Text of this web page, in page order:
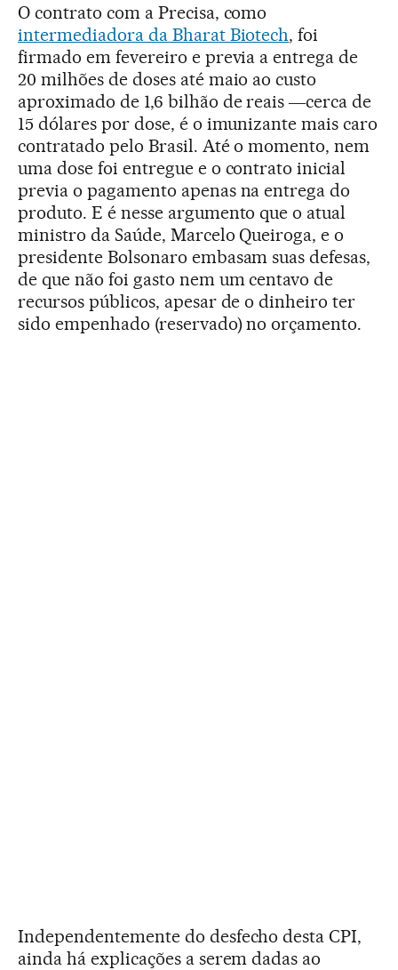
O contrato com a Precisa, como
intermediadora da Bharat Biotech, foi
firmado em fevereiro e previa a entrega de
20 milhões de doses até maio ao custo
aproximado de 1,6 bilhão de reais ―cerca de
15 dólares por dose, é o imunizante mais caro
contratado pelo Brasil. Até o momento, nem
uma dose foi entregue e o contrato inicial
previa o pagamento apenas na entrega do
produto. E é nesse argumento que o atual
ministro da Saúde, Marcelo Queiroga, e o
presidente Bolsonaro embasam suas defesas,
de que não foi gasto nem um centavo de
recursos públicos, apesar de o dinheiro ter
sido empenhado (reservado) no orçamento.
Independentemente do desfecho desta CPI,
ainda há explicações a serem dadas ao